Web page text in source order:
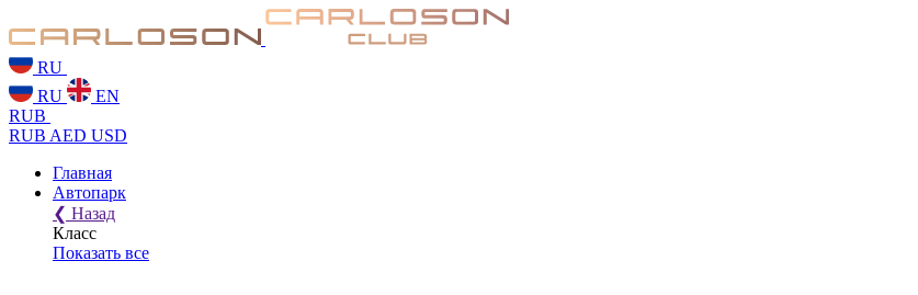
RU
RU
EN
RUB
RUB AED USD
Главная
Автопарк
❮ Назад
Класс
Показать все